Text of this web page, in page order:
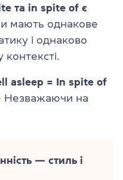
та in spite of є
мають однакове
і однаково
asleep = In spite of
на
— стиль і